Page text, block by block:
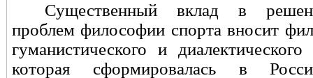
Существенный вклад в
проблем философии спорта вносит
гуманистического и диалектического
которая сформировалась в